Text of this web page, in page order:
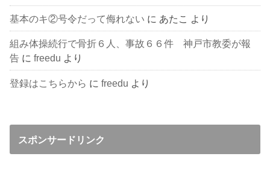
基本のキ②号令だって侮れない に あたこ より
組み体操続行で骨折６人、事故６６件 神戸市教委が報
告 にfreedu より
登録はこちらから にfreedu より
スポンサードリンク